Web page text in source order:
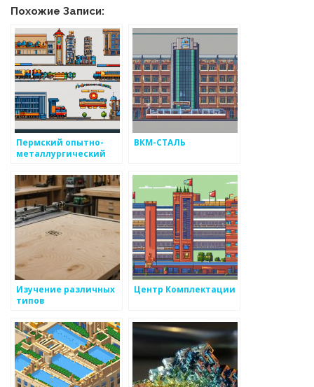
Похожие Записи:
Пермский опытно-
металлургический
завод
ВКМ-СТАЛЬ
Изучение различных
типов
предприятий
Центр Комплектации